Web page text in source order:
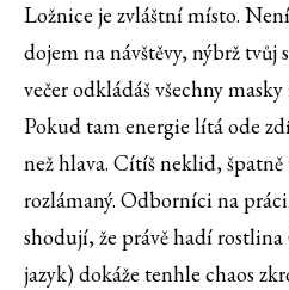
Ložnice je zvláštní místo.
dojem na návštěvy, nýbrž
večer odkládáš všechny
Pokud tam energie lítá ode
než hlava. Cítíš neklid, špatně
rozlámaný. Odborníci na práci
shodují, že právě hadí
jazyk) dokáže tenhle chaos